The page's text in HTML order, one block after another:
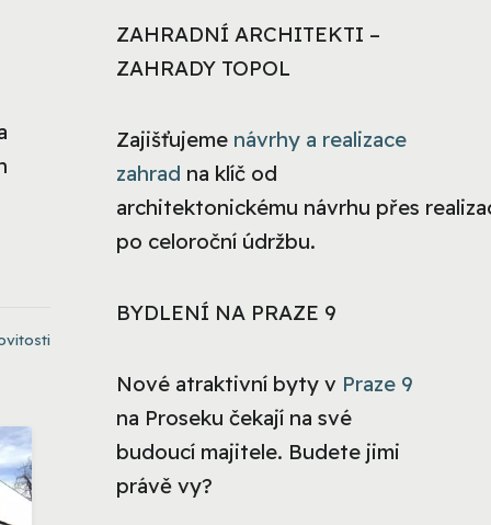
ZAHRADNÍ ARCHITEKTI –
ZAHRADY TOPOL
Zajišťujeme návrhy a realizace
zahrad na klíč od
architektonickému návrhu přes
po celoroční údržbu.
BYDLENÍ NA PRAZE 9
Nové atraktivní byty v Praze 9
na Proseku čekají na své
budoucí majitele. Budete jimi
právě vy?